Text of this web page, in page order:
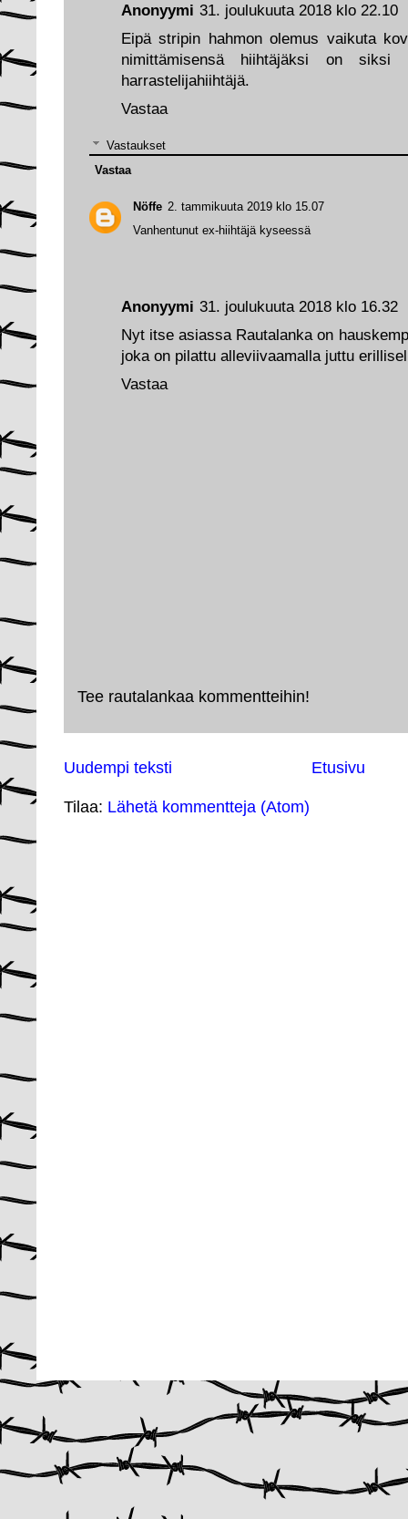
Anonyymi 31. joulukuuta 2018 klo 16.32
Nyt itse asiassa Rautalanka on
joka on pilattu alleviivaamalla juttu
Vastaa
Anonyymi 31. joulukuuta 2018 klo 22.10
Eipä stripin hahmon olemus vaikuta
nimittämisensä hiihtäjäksi on siksi
harrastelijahiihtäjä.
Vastaa
Vastaukset
Nöffe 2. tammikuuta 2019 klo 15.07
Vanhentunut ex-hiihtäjä kyseessä
Vastaa
Tee rautalankaa kommentteihin!
Uudempi teksti Etusivu
Tilaa: Lähetä kommentteja (Atom)